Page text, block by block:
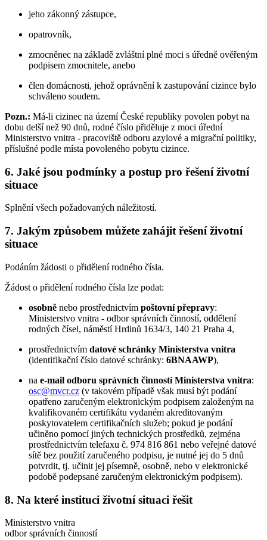
jeho zákonný zástupce,
opatrovník,
zmocněnec na základě zvláštní plné moci s úředně ověřeným
podpisem zmocnitele, anebo
člen domácnosti, jehož oprávnění k zastupování cizince bylo
schváleno soudem.
Pozn.: Má-li cizinec na území České republiky povolen pobyt na
dobu delší než 90 dnů, rodné číslo přiděluje z moci úřední
Ministerstvo vnitra - pracoviště odboru azylové a migrační politiky,
příslušné podle místa povoleného pobytu cizince.
6. Jaké jsou podmínky a postup pro řešení životní
situace
Splnění všech požadovaných náležitostí.
7. Jakým způsobem můžete zahájit řešení životní
situace
Podáním žádosti o přidělení rodného čísla.
Žádost o přidělení rodného čísla lze podat:
osobně nebo prostřednictvím poštovní přepravy:
Ministerstvo vnitra - odbor správních činností, oddělení
rodných čísel, náměstí Hrdinů 1634/3, 140 21 Praha 4,
prostřednictvím datové schránky Ministerstva vnitra
(identifikační číslo datové schránky: 6BNAAWP),
na e-mail odboru správních činností Ministerstva vnitra:
osc@mvcr.cz (v takovém případě však musí být podání
opatřeno zaručeným elektronickým podpisem založeným na
kvalifikovaném certifikátu vydaném akreditovaným
poskytovatelem certifikačních služeb; pokud je podání
učiněno pomocí jiných technických prostředků, zejména
prostřednictvím telefaxu č. 974 816 861 nebo veřejné datové
sítě bez použití zaručeného podpisu, je nutné jej do 5 dnů
potvrdit, tj. učinit jej písemně, osobně, nebo v elektronické
podobě podepsané zaručeným elektronickým podpisem).
8. Na které instituci životní situaci řešit
Ministerstvo vnitra
odbor správních činností